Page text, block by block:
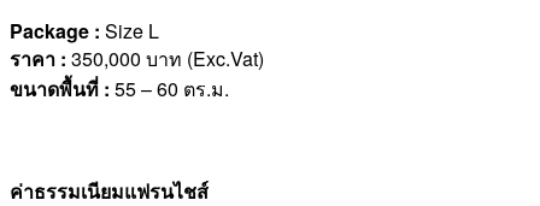
Package : Size L
ราคา : 350,000 บาท (Exc.Vat)
ขนาดพื้นที่ : 55 – 60 ตร.ม.
ค่าธรรมเนียมแฟรนไชส์